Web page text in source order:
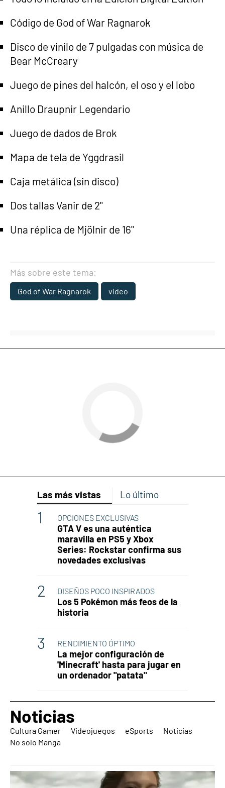
Código de God of War Ragnarok
Disco de vinilo de 7 pulgadas con música de
Bear McCreary
Juego de pines del halcón, el oso y el lobo
Anillo Draupnir Legendario
Juego de dados de Brok
Mapa de tela de Yggdrasil
Caja metálica (sin disco)
Dos tallas Vanir de 2''
Una réplica de Mjölnir de 16''
Más sobre este tema:
God of War Ragnarok video
Las más vistas Lo último
OPCIONES EXCLUSIVAS
GTA V es una auténtica
maravilla en PS5 y Xbox
Series: Rockstar confirma sus
novedades exclusivas
DISEÑOS POCO INSPIRADOS
Los 5 Pokémon más feos de la
historia
RENDIMIENTO ÓPTIMO
La mejor configuración de
'Minecraft' hasta para jugar en
un ordenador "patata"
Noticias
Cultura Gamer Videojuegos eSports
Noticias
No solo Manga